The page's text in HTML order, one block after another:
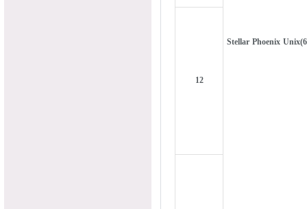
Stellar Phoenix
12